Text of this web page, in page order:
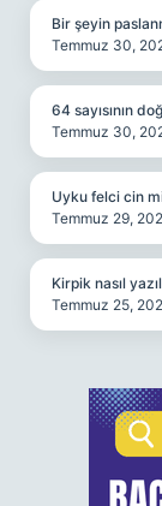
Bir şeyin
Temmuz 30,
64 sayısının
Temmuz 30,
Uyku felci cin
Temmuz 29,
Kirpik nasıl
Temmuz 25,